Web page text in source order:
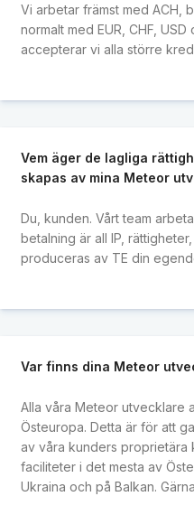
Vi arbetar främst med ACH,
normalt med EUR, CHF,
accepterar vi alla större
Vem äger de lagliga
skapas av mina Meteor
Du, kunden. Vårt team
betalning är all IP,
produceras av TE din
Var finns dina Meteor
Alla våra Meteor utvecklare
Östeuropa. Detta är för att
av våra kunders proprietära
faciliteter i det mesta av
Ukraina och på Balkan.